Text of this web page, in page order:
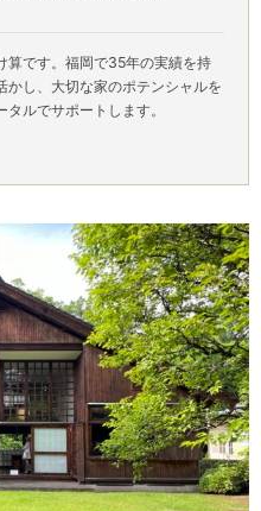
算です。福岡で35年の実績を持
し、大切な家のポテンシャルを
ルでサポートします。